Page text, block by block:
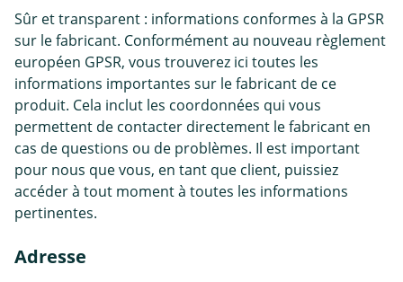
Sûr et transparent : informations conformes à la GPSR
sur le fabricant. Conformément au nouveau règlement
européen GPSR, vous trouverez ici toutes les
informations importantes sur le fabricant de ce
produit. Cela inclut les coordonnées qui vous
permettent de contacter directement le fabricant en
cas de questions ou de problèmes. Il est important
pour nous que vous, en tant que client, puissiez
accéder à tout moment à toutes les informations
pertinentes.
Adresse